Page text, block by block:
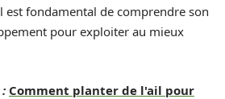
est fondamental de comprendre son
pour exploiter au mieux
Comment planter de l'ail pour